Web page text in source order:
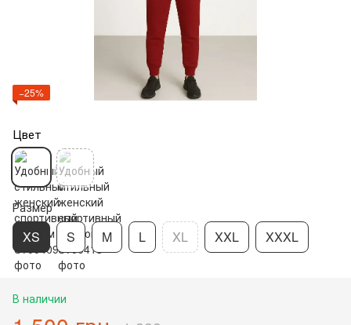
−25%
Цвет
Размер
XS S M L XL XXL XXXL
В наличии